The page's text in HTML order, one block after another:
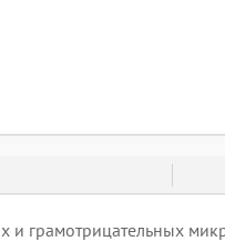
и грамотрицательных